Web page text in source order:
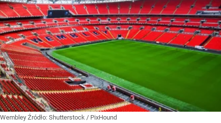
Wembley Źródło: Shutterstock / PixHound